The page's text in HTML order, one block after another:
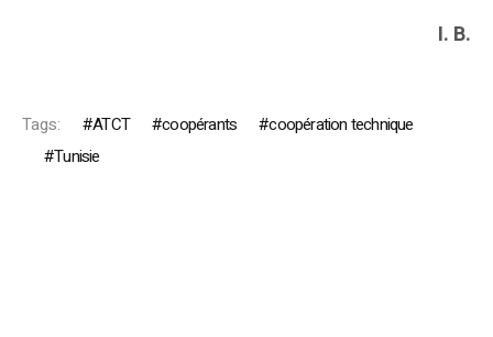
I. B.
Tags: ATCT coopérants
coopération technique
Tunisie